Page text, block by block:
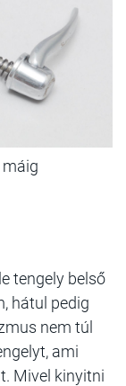
tengely belső
hátul pedig
nem túl
ami
Mivel kinyitni